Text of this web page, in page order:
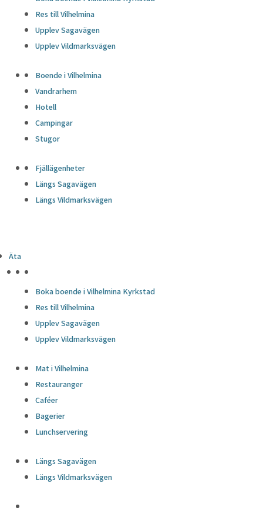
Res till Vilhelmina
Upplev Sagavägen
Upplev Vildmarksvägen
Boende i Vilhelmina
Vandrarhem
Hotell
Campingar
Stugor
Fjällägenheter
Längs Sagavägen
Längs Vildmarksvägen
Äta
Boka boende i Vilhelmina Kyrkstad
Res till Vilhelmina
Upplev Sagavägen
Upplev Vildmarksvägen
Mat i Vilhelmina
Restauranger
Caféer
Bagerier
Lunchservering
Längs Sagavägen
Längs Vildmarksvägen